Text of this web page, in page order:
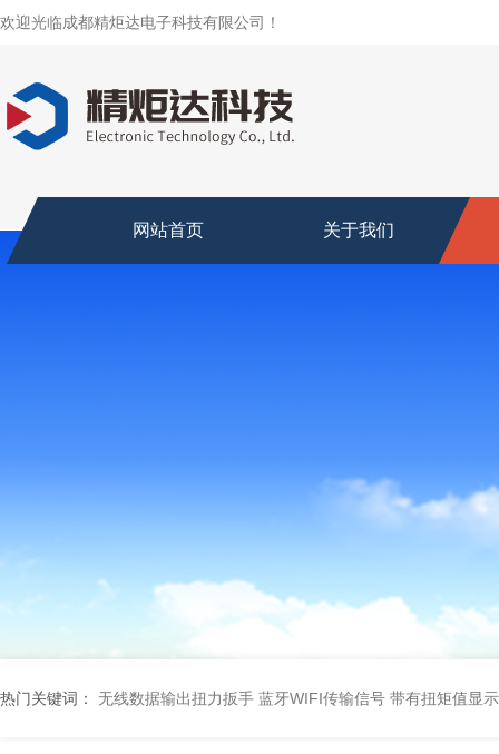
欢迎光临成都精炬达电子科技有限公司！
网站首页 关于我们
热门关键词： 无线数据输出扭力扳手 蓝牙WIFI传输信号 带有扭矩值显